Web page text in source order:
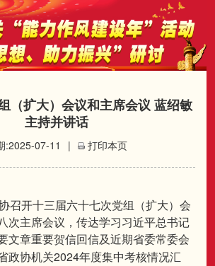
（扩大）会议和主席会议 蓝绍敏
主持并讲话
:2025-07-11 | 打印本页
召开十三届六十七次党组（扩大）会
次主席会议，传达学习习近平总书记
文章重要贺信回信及近期省委常委会
政协机关2024年度集中考核情况汇